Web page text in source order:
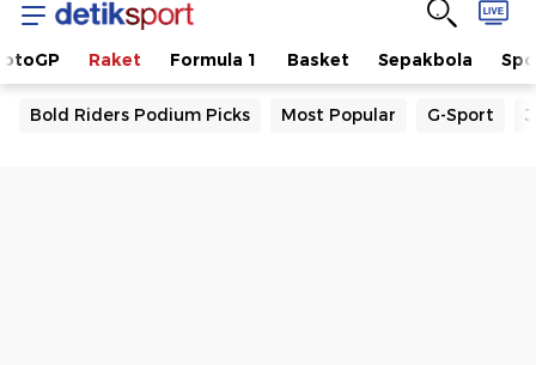
Raket Formula 1 Basket Sepakbola
Bold Riders Podium Picks Most Popular G-Sport